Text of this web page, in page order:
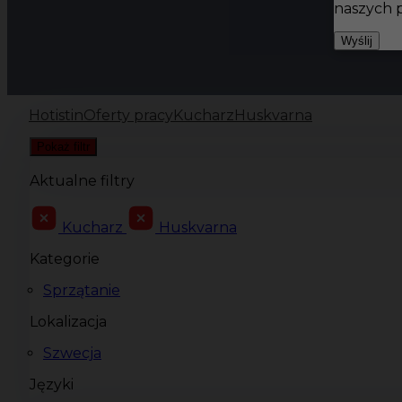
HotistinOferty pracy Kucharz Huskvarna
Pokaż filtr
Aktualne filtry
Kucharz
Huskvarna
Kategorie
Sprzątanie
Lokalizacja
Szwecja
Języki
naszych
Wyślij